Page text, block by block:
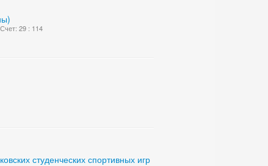
29 : 114
студенческих спортивных игр